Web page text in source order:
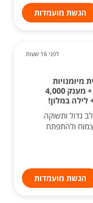
הגשת מועמדות
לפני 16 שעות
מיומנויות
חיים (אשקלון, 100%) + מענק 4,000
במלון!
גדול ותשוקה
ולהתפתח
הגשת מועמדות